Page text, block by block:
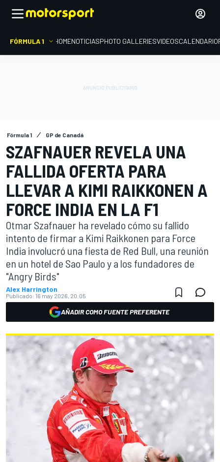
FÓRMULA 1 HOMENOTICIASPHOTO GALLERIESVIDEOSCALENDARIO
Fórmula 1 GP de Canadá
SZAFNAUER REVELA UNA
FALLIDA OFERTA PARA
LLEVAR A KIMI RAIKKONEN A
FORCE INDIA EN LA F1
Otmar Szafnauer ha revelado cómo su fallido
intento de firmar a Kimi Raikkonen para Force
India involucró una fiesta de Red Bull, una reunión
en un hotel de Sao Paulo y a los fundadores de
"Angry Birds"
Alex Harrington
Publicado: 16 may 2026, 20:05
AÑADIR COMO FUENTE PREFERENTE